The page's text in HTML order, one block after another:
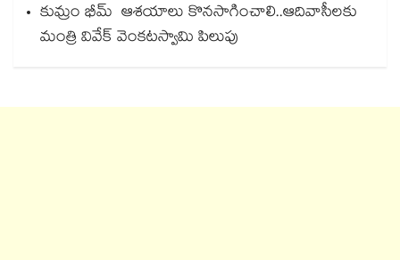
కుమ్రం భీమ్‌ ఆశయాలు కొనసాగించాలి..ఆదివాసీలకు
మంత్రి వివేక్‌ వెంకటస్వామి పిలుపు